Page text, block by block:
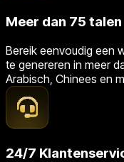
Meer dan 75 talen
Bereik eenvoudig een
te genereren in meer
Arabisch, Chinees en
24/7